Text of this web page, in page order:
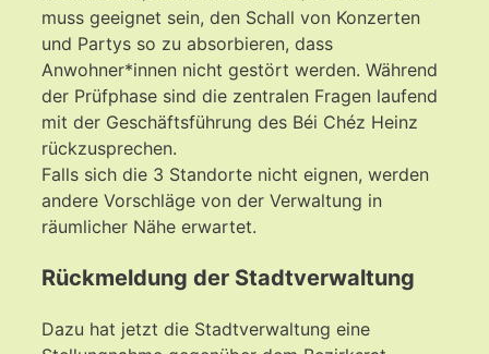
muss geeignet sein, den Schall von Konzerten
und Partys so zu absorbieren, dass
Anwohner*innen nicht gestört werden. Während
der Prüfphase sind die zentralen Fragen laufend
mit der Geschäftsführung des Béi Chéz Heinz
rückzusprechen.
Falls sich die 3 Standorte nicht eignen, werden
andere Vorschläge von der Verwaltung in
räumlicher Nähe erwartet.
Rückmeldung der Stadtverwaltung
Dazu hat jetzt die Stadtverwaltung eine